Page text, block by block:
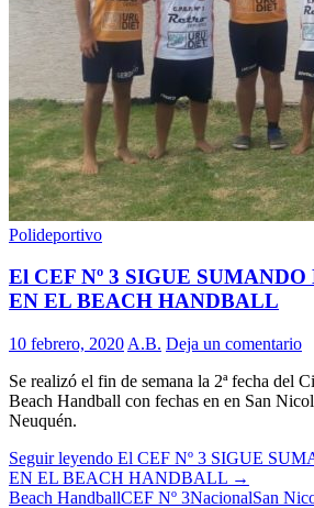
Polideportivo
El CEF Nº 3 SIGUE
EN EL BEACH HANDBALL
10 febrero, 2020 A.B. Deja un comentario
Se realizó el fin de semana la 2ª fecha del
Beach Handball con fechas en en San
Neuquén.
Seguir leyendo El CEF Nº 3 SIGUE
EN EL BEACH HANDBALL →
Beach HandballCEF Nº 3NacionalSan